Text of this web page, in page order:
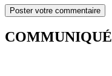
COMMUNIQUÉ